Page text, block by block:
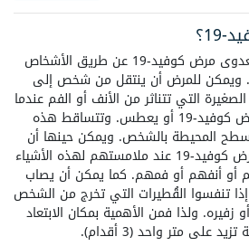
يمكن أن يصاب الأشخاص بعدوى مرض كوفيد-19 عن طريق الأشخاص
ويمكن للمرض أن ينتقل من شخص إلى
التي تتناثر من الأنف أو الفم عندما
يسعل الشخص المصاب بمرض كوفيد-19 أو يعطس. وتتساقط هذه
المحيطة بالشخص. ويمكن حينها أن
يصاب الأشخاص الآخرون بمرض كوفيد-19 عند ملامستهم لهذه الأشياء
أو أنفهم أو فمهم. كما يمكن أن يصاب
الأشخاص بمرض كوفيد-19 إذا تنفسوا القُطيرات التي تخرج من الشخص
ولذا فمن الأهمية بمكان الابتعاد
متر واحد (3 أقدام).